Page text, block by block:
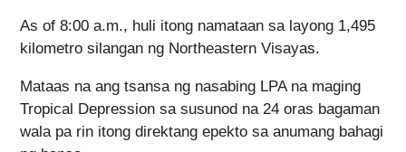
As of 8:00 a.m., huli itong namataan sa layong 1,495
kilometro silangan ng Northeastern Visayas.
Mataas na ang tsansa ng nasabing LPA na maging
Tropical Depression sa susunod na 24 oras bagaman
wala pa rin itong direktang epekto sa anumang bahagi